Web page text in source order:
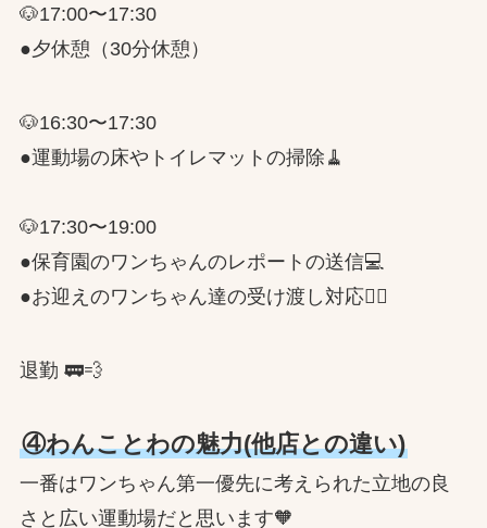
🐶17:00〜17:30
●夕休憩（30分休憩）
🐶16:30〜17:30
●運動場の床やトイレマットの掃除🧹
🐶17:30〜19:00
●保育園のワンちゃんのレポートの送信💻
●お迎えのワンちゃん達の受け渡し対応💁‍♂️
退勤 🚃💨
④わんことわの魅力(他店との違い)
一番はワンちゃん第一優先に考えられた立地の良
さと広い運動場だと思います🧡